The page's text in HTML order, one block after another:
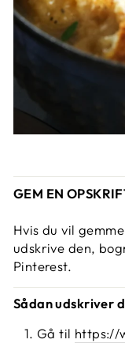
GEM EN
Hvis du vil
udskrive den,
Pinterest.
Sådan udskriver
Gå til https://